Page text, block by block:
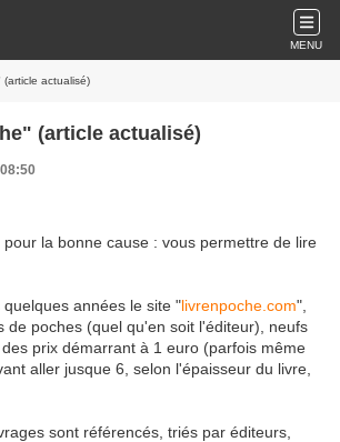
MENU
actualisé)
(article actualisé)
la bonne cause : vous permettre de lire
années le site "livrenpoche.com",
de poches (quel qu'en soit l'éditeur), neufs
prix démarrant à 1 euro (parfois même
aller jusque 6, selon l'épaisseur du livre,
sont référencés, triés par éditeurs,